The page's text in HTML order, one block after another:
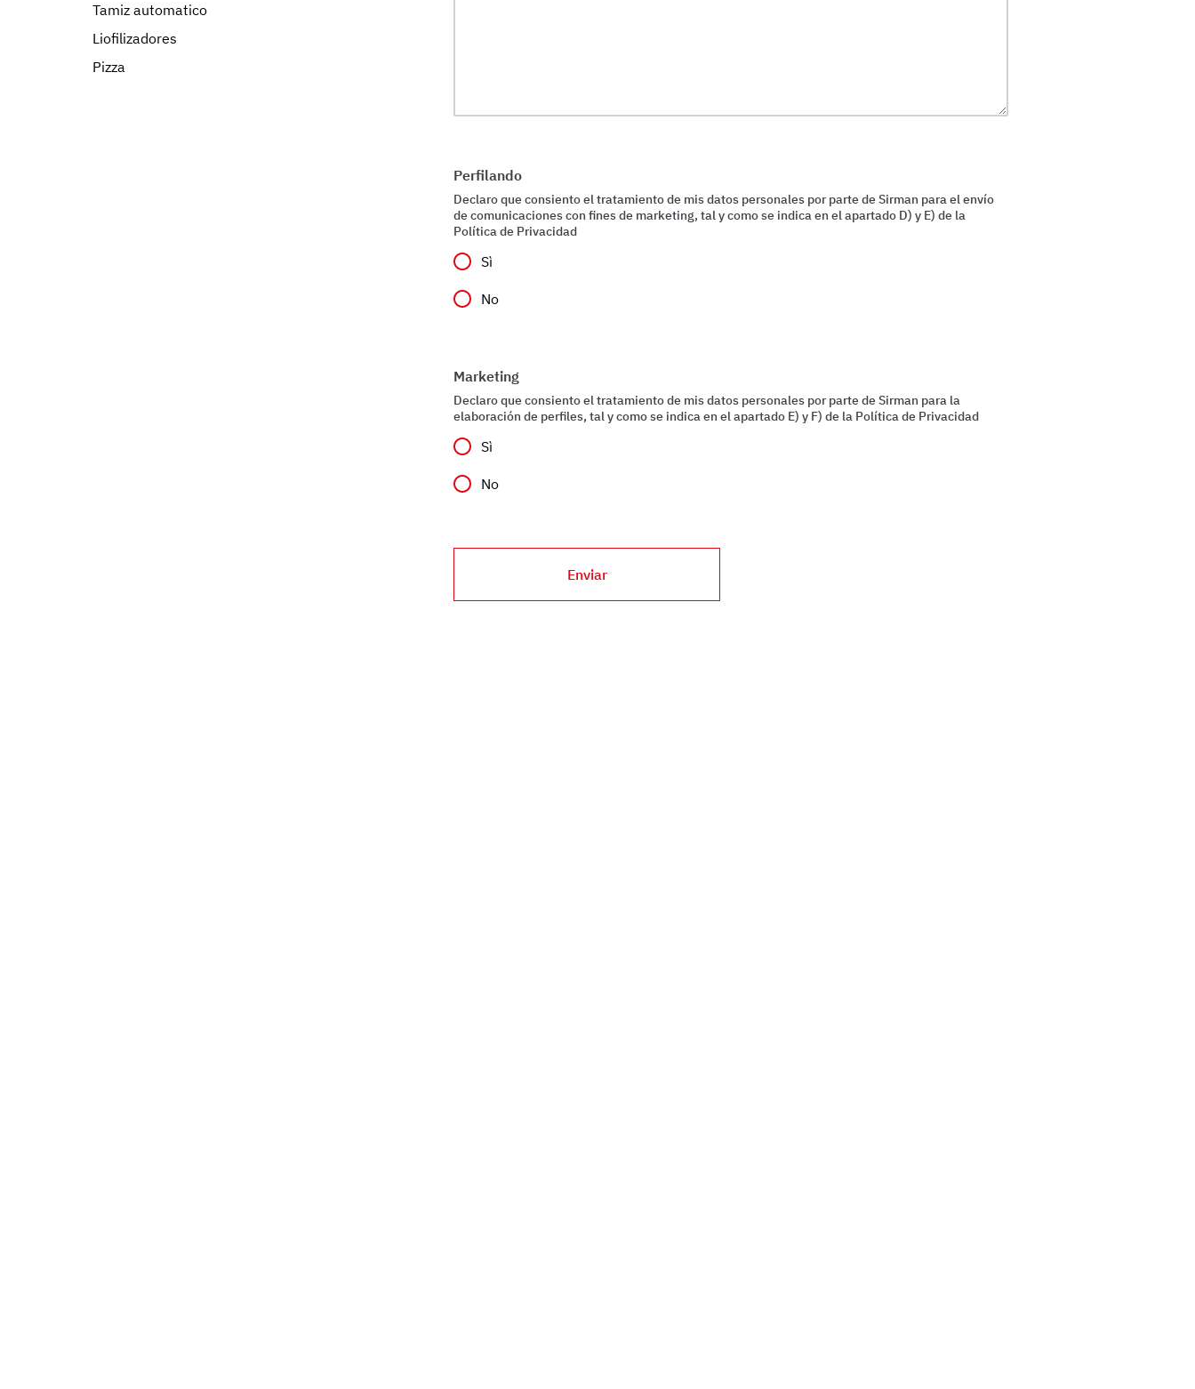
Tamiz automatico
Liofilizadores
Pizza
Perfilando
Declaro que consiento el tratamiento de mis datos personales por parte de Sirman para el envío
de comunicaciones con fines de marketing, tal y como se indica en el apartado D) y E) de la
Política de Privacidad
Sì
No
Marketing
Declaro que consiento el tratamiento de mis datos personales por parte de Sirman para la
elaboración de perfiles, tal y como se indica en el apartado E) y F) de la Política de Privacidad
Sì
No
Enviar